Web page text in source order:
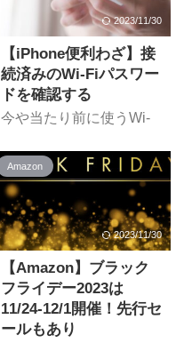
する AirPlayはiPhoneな
どのAppleデバイスで流
れている ...
イマーは1つだけです。
ですが料理のときなど
「5分と7分」といった、
複数のタイマーを同時に
セットしたいケースもあ
ると思います。 今回はそ
の方法をご紹介。 iOS 17
以降で複数のタイマーを
同時起動できるように
iOS 17以降では複数のタ
イマーを同時にセットで
きるようになりました。
>>
https://www.apple.com/jp/
ios/ios-
17/pdf/iOS_All_New_Fe
a ...
2023/11/30
【iPhone便利わざ】接
続済みのWi-Fiパスワー
ドを確認する
今や当たり前に使うWi-
を入力することが多いと
思いますが 接続している
Wi-Fiのパスワードが分
からない 接続している
Wi-Fiのパスワードを共
有したい・・・ と困るこ
とがたまにあります。今
回はそれについてご紹
介。 iOS 16以降では接続
しているWi-Fiパスワー
ドを確認できるように
Amazon
2023/11/30
【Amazon】ブラック
フライデー2023は
11/24-12/1開催！先行セ
ールもあり